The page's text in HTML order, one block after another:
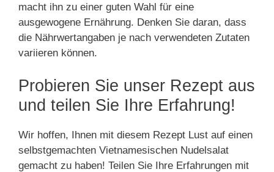
macht ihn zu einer guten Wahl für eine
ausgewogene Ernährung. Denken Sie daran, dass
die Nährwertangaben je nach verwendeten Zutaten
variieren können.
Probieren Sie unser Rezept aus
und teilen Sie Ihre Erfahrung!
Wir hoffen, Ihnen mit diesem Rezept Lust auf einen
selbstgemachten Vietnamesischen Nudelsalat
gemacht zu haben! Teilen Sie Ihre Erfahrungen mit